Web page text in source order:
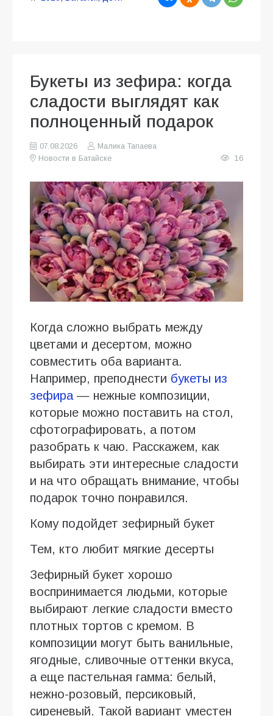
Букеты из зефира: когда
сладости выглядят как
полноценный подарок
07.08.2026
Малика Тапаева
Новости в Батайске
16
Когда сложно выбрать между
цветами и десертом, можно
совместить оба варианта.
Например, преподнести букеты из
зефира— нежные композиции,
которые можно поставить на стол,
сфотографировать, а потом
разобрать к чаю. Расскажем, как
выбирать эти интересные сладости
и на что обращать внимание, чтобы
подарок точно понравился.
Кому подойдет зефирный букет
Тем, кто любит мягкие десерты
Зефирный букет хорошо
воспринимается людьми, которые
выбирают легкие сладости вместо
плотных тортов с кремом. В
композиции могут быть ванильные,
ягодные, сливочные оттенки вкуса,
а еще пастельная гамма: белый,
нежно-розовый, персиковый,
сиреневый. Такой вариант уместен